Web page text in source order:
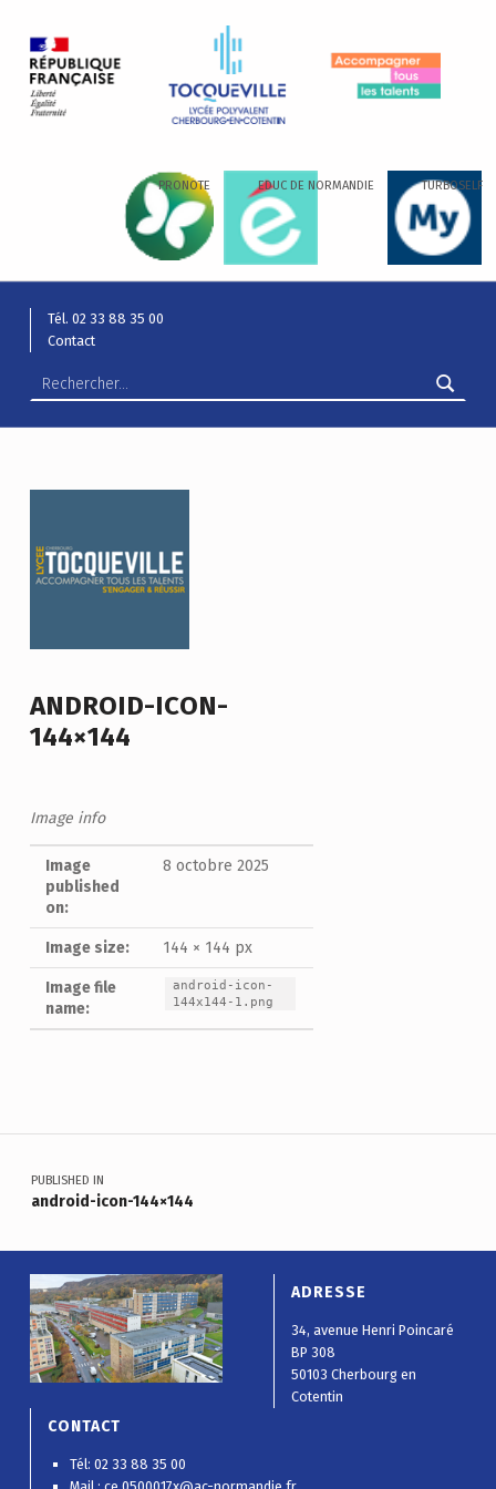
PRONOTE EDUC DE NORMANDIE TURBOSELF
Tél. 02 33 88 35 00
Contact
ANDROID-ICON-
144×144
Image info
Image
published
on:
8 octobre 2025
Image size: 144 × 144 px
Image file
name:
android-icon-
144x144-1.png
Navigation de l’article
PUBLISHED IN
android-icon-144×144
ADRESSE
34, avenue Henri Poincaré
BP 308
50103 Cherbourg en
Cotentin
CONTACT
Tél: 02 33 88 35 00
Mail :ce.0500017x@ac-normandie.fr